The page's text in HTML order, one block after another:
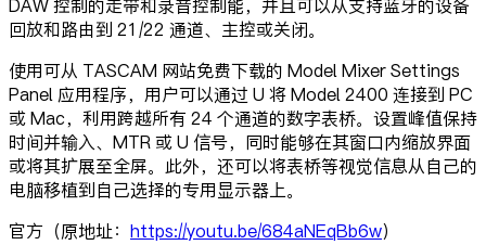
DAW 控制的走带和录音控制能，并且可以从支持蓝牙的设备
回放和路由到 21/22 通道、主控或关闭。
使用可从 TASCAM 网站免费下载的 Model Mixer Settings
Panel 应用程序，用户可以通过 U 将 Model 2400 连接到 PC
或 Mac，利用跨越所有 24 个通道的数字表桥。设置峰值保持
时间并输入、MTR 或 U 信号，同时能够在其窗口内缩放界面
或将其扩展至全屏。此外，还可以将表桥等视觉信息从自己的
电脑移植到自己选择的专用显示器上。
官方（原地址： https://youtu.be/684aNEqBb6w）